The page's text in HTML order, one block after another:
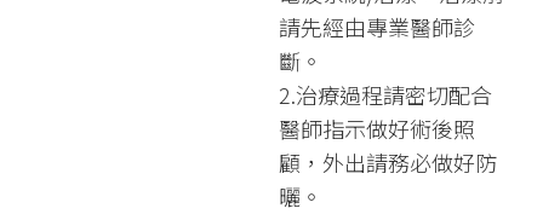
請先經由專業醫師診
斷。
2.治療過程請密切配合
醫師指示做好術後照
顧，外出請務必做好防
曬。